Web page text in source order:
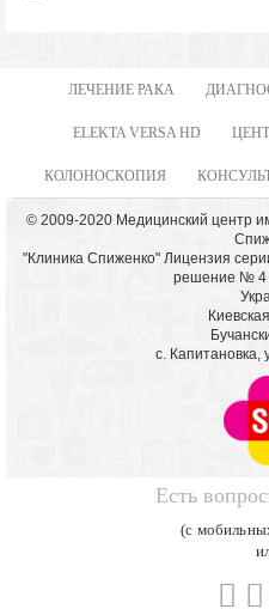
ЛЕЧЕНИЕ РАКА
ELEKTA VERSA HD
КОЛОНОСКОПИЯ
© 2009-2020 Медицинский центр
"Клиника Спиженко" Лицензия
решение № 4
с. Капитановка,
Есть
(с